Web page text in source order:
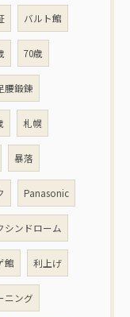
バルト館
70歳
腰鍛錬
札幌
暴落
Panasonic
シンドローム
館 利上げ
ニング